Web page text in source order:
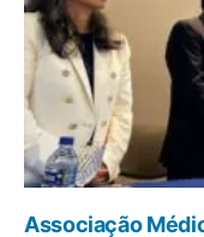
Associação